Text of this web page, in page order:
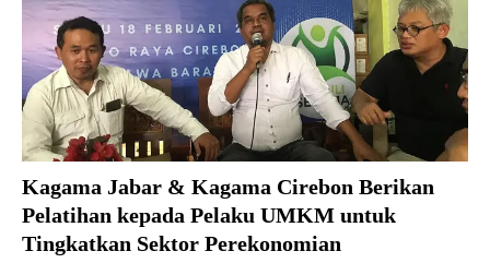
Kagama Jabar & Kagama Cirebon Berikan
Pelatihan kepada Pelaku UMKM untuk
Tingkatkan Sektor Perekonomian